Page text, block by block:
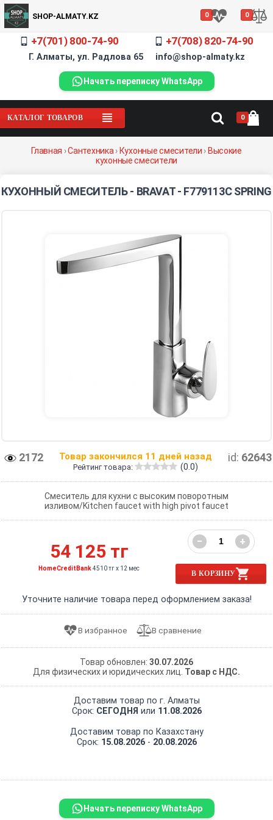
SHOP-ALMATY.KZ 0 0
+7(701) 800-74-90 +7(708) 820-74-90
Г. Алматы, ул. Радлова 65 info@shop-almaty.kz
Начать переписку WhatsApp
КАТАЛОГ ТОВАРОВ 0
Главная ›Сантехника ›Кухонные смесители ›Высокие
кухонные смесители
КУХОННЫЙ СМЕСИТЕЛЬ - BRAVAT - F779113C SPRING
2172 id: 62643
Товар закончился 11 дней назад
Рейтинг товара: (0.0)
Смеситель для кухни с высоким поворотным
изливом/Kitchen faucet with high pivot faucet
54 125 тг
HomeCreditBank4510 тг x 12 мес
− +
В КОРЗИНУ
Уточните наличие товара перед оформлением заказа!
Товар обновлен: 30.07.2026
Для физических и юридических лиц. Товар с НДС.
Доставим товар по г. Алматы
Срок: СЕГОДНЯ или 11.08.2026
Доставим товар по Казахстану
Срок: 15.08.2026- 20.08.2026
Начать переписку WhatsApp